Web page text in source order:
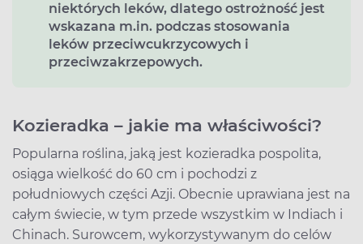
niektórych leków, dlatego ostrożność jest
wskazana m.in. podczas stosowania
leków przeciwcukrzycowych i
przeciwzakrzepowych.
Kozieradka – jakie ma właściwości?
Popularna roślina, jaką jest kozieradka pospolita,
osiąga wielkość do 60 cm i pochodzi z
południowych części Azji. Obecnie uprawiana jest na
całym świecie, w tym przede wszystkim w Indiach i
Chinach. Surowcem, wykorzystywanym do celów